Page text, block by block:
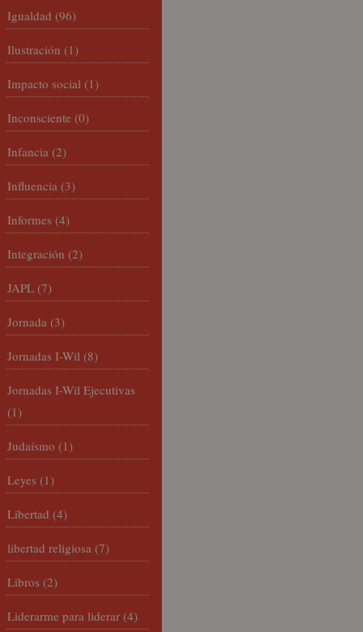
Igualdad (96)
Ilustración (1)
Impacto social (1)
Inconsciente (0)
Infancia (2)
Influencia (3)
Informes (4)
Integración (2)
JAPL (7)
Jornada (3)
Jornadas I-Wil (8)
Jornadas I-Wil Ejecutivas
(1)
Judaísmo (1)
Leyes (1)
Libertad (4)
libertad religiosa (7)
Libros (2)
Liderarme para liderar (4)